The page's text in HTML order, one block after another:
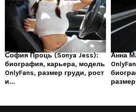
София Проць (Sonya Jess):
биография, карьера, модель
OnlyFans, размер груди, рост
и...
Анна